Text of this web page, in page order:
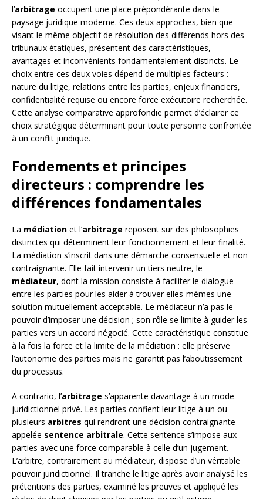
l’arbitrage occupent une place prépondérante dans le
paysage juridique moderne. Ces deux approches, bien que
visant le même objectif de résolution des différends hors des
tribunaux étatiques, présentent des caractéristiques,
avantages et inconvénients fondamentalement distincts. Le
choix entre ces deux voies dépend de multiples facteurs :
nature du litige, relations entre les parties, enjeux financiers,
confidentialité requise ou encore force exécutoire recherchée.
Cette analyse comparative approfondie permet d’éclairer ce
choix stratégique déterminant pour toute personne confrontée
à un conflit juridique.
Fondements et principes
directeurs : comprendre les
différences fondamentales
La médiation et l’arbitrage reposent sur des philosophies
distinctes qui déterminent leur fonctionnement et leur finalité.
La médiation s’inscrit dans une démarche consensuelle et non
contraignante. Elle fait intervenir un tiers neutre, le
médiateur, dont la mission consiste à faciliter le dialogue
entre les parties pour les aider à trouver elles-mêmes une
solution mutuellement acceptable. Le médiateur n’a pas le
pouvoir d’imposer une décision ; son rôle se limite à guider les
parties vers un accord négocié. Cette caractéristique constitue
à la fois la force et la limite de la médiation : elle préserve
l’autonomie des parties mais ne garantit pas l’aboutissement
du processus.
A contrario, l’arbitrage s’apparente davantage à un mode
juridictionnel privé. Les parties confient leur litige à un ou
plusieurs arbitres qui rendront une décision contraignante
appelée sentence arbitrale. Cette sentence s’impose aux
parties avec une force comparable à celle d’un jugement.
L’arbitre, contrairement au médiateur, dispose d’un véritable
pouvoir juridictionnel. Il tranche le litige après avoir analysé les
prétentions des parties, examiné les preuves et appliqué les